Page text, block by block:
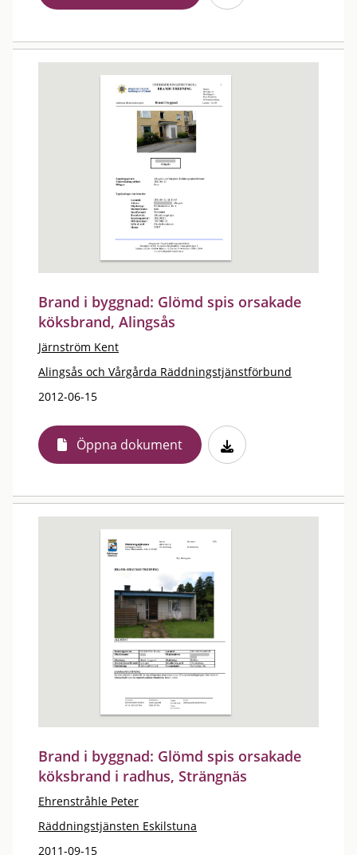
Brand i byggnad: Glömd spis orsakade
köksbrand, Alingsås
Järnström Kent
Alingsås och Vårgårda Räddningstjänstförbund
2012-06-15
Öppna dokument
Brand i byggnad: Glömd spis orsakade
köksbrand i radhus, Strängnäs
Ehrenstråhle Peter
Räddningstjänsten Eskilstuna
2011-09-15